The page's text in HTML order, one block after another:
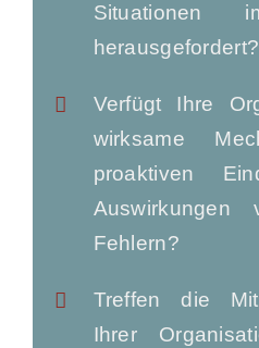
Situationen
herausgefordert?
Verfügt Ihre
wirksame
proaktiven
Auswirkungen
Fehlern?
Treffen die
Ihrer